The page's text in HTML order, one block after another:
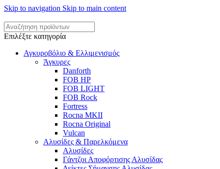
Skip to navigation Skip to main content
Επιλέξτε κατηγορία
Αγκυροβόλιο & Ελλιμενισμός
Άγκυρες
Danforth
FOB HP
FOB LIGHT
FOB Rock
Fortress
Rocna MKII
Rocna Original
Vulcan
Αλυσίδες & Παρελκόμενα
Αλυσίδες
Γάντζοι Αποφόρτισης Αλυσίδας